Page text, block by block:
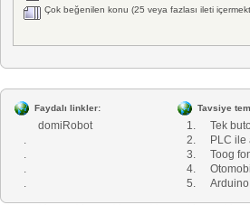
Çok beğenilen konu (25 veya fazlası ileti
Faydalı linkler:
domiRobot
.
.
.
.
Tavsiye
1.
Tek
2.
PLC ile
3.
Toog
4.
5.
Arduino